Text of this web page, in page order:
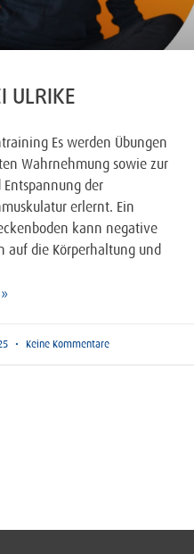
ULRIKE
Es werden Übungen
Wahrnehmung sowie zur
der
erlernt. Ein
kann negative
auf die Körperhaltung und
Keine Kommentare